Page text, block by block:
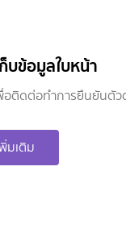
บข้อมูลใบหน้า
อติดต่อทำการยืนยันตั
มเติม